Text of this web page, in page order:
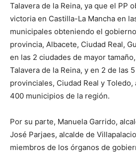
Talavera de la Reina, ya que el PP
victoria en Castilla-La Mancha en
municipales obteniendo el
provincia, Albacete, Ciudad Real,
en las 2 ciudades de mayor
Talavera de la Reina, y en 2 de las
provinciales, Ciudad Real y
400 municipios de la región.
Por su parte, Manuela Garrido,
José Parjaes, alcalde de
miembros de los órganos de